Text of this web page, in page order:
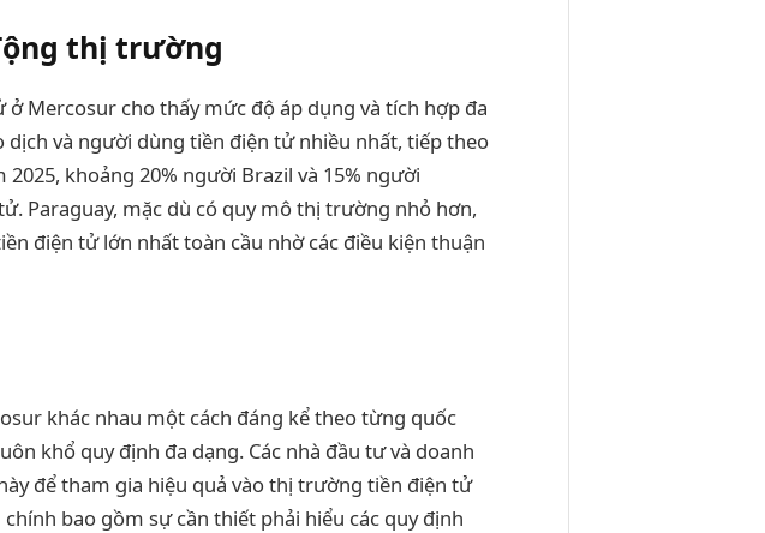
thị trường
Mercosur cho thấy mức độ áp dụng và tích hợp đa
dịch và người dùng tiền điện tử nhiều nhất, tiếp theo
khoảng 20% người Brazil và 15% người
Paraguay, mặc dù có quy mô thị trường nhỏ hơn,
điện tử lớn nhất toàn cầu nhờ các điều kiện thuận
khác nhau một cách đáng kể theo từng quốc
khổ quy định đa dạng. Các nhà đầu tư và doanh
để tham gia hiệu quả vào thị trường tiền điện tử
bao gồm sự cần thiết phải hiểu các quy định